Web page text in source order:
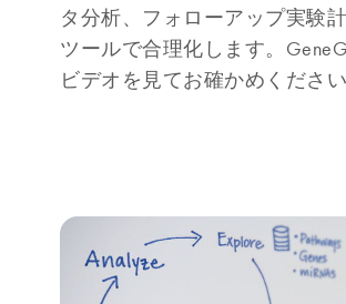
タ分析、フォローアップ実験
ツールで合理化します。
ビデオを見てお確かめください